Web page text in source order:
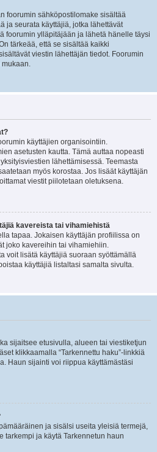
foorumin sähköpostilomake sisältää
ja seurata käyttäjiä, jotka lähettävät
foorumin ylläpitäjään ja lähetä hänelle täysi
tärkeää, että se sisältää kaikki
viestin lähettäjän tiedot. Foorumin
mukaan.
käyttäjien organisointiin.
asetusten kautta. Tämä auttaa nopeasti
lähettämisessä. Teemasta
myös korostaa. Jos lisäät käyttäjän
viestit piilotetaan oletuksena.
kavereista tai vihamiehistä
tapaa. Jokaisen käyttäjän profiilissa on
joko kavereihin tai vihamiehiin.
voit lisätä käyttäjiä suoraan syöttämällä
käyttäjiä listaltasi samalta sivulta.
sijaitsee etusivulla, alueen tai viestiketjun
klikkaamalla “Tarkennettu haku”-linkkiä
Haun sijainti voi riippua käyttämästäsi
ja sisälsi useita yleisiä termejä,
tarkempi ja käytä Tarkennetun haun